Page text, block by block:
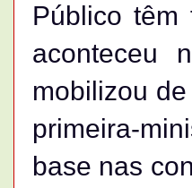
Público
aconteceu
mobilizou
primeira-
base nas